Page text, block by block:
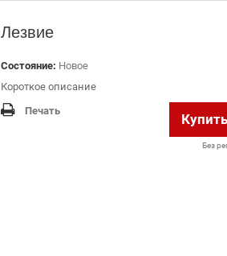
Лезвие
Состояние: Новое
Короткое описание
Без
Печать